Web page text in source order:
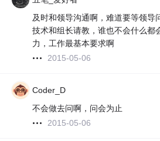
及时和领导沟通啊，难道要等领导
技术和组长请教，谁也不会什么都
力，工作最基本要求啊
2015-05-06
Coder_D
不会做去问啊，问会为止
2015-05-06